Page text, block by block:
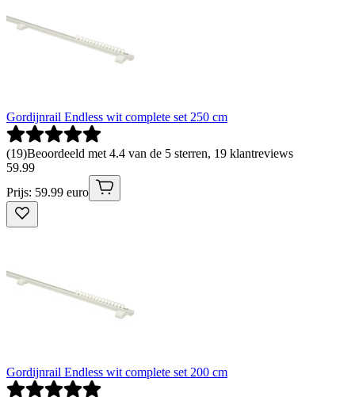
Gordijnrail Endless wit complete set 250 cm
(19)Beoordeeld met 4.4 van de 5 sterren, 19 klantreviews
59.99
Prijs: 59.99 euro
Gordijnrail Endless wit complete set 200 cm